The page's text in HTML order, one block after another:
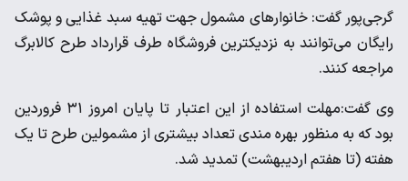
گرجی‌پور گفت: خانوار‌های مشمول جهت تهیه سبد غذایی و پوشک
رایگان می‌توانند به نزدیکترین فروشگاه طرف قرارداد طرح کالابرگ
مراجعه کنند.
وی گفت:مهلت استفاده از این اعتبار تا پایان امروز ۳۱ فروردین
بود که به منظور بهره مندی تعداد بیشتری از مشمولین طرح تا یک
هفته (تا هفتم اردیبهشت) تمدید شد.